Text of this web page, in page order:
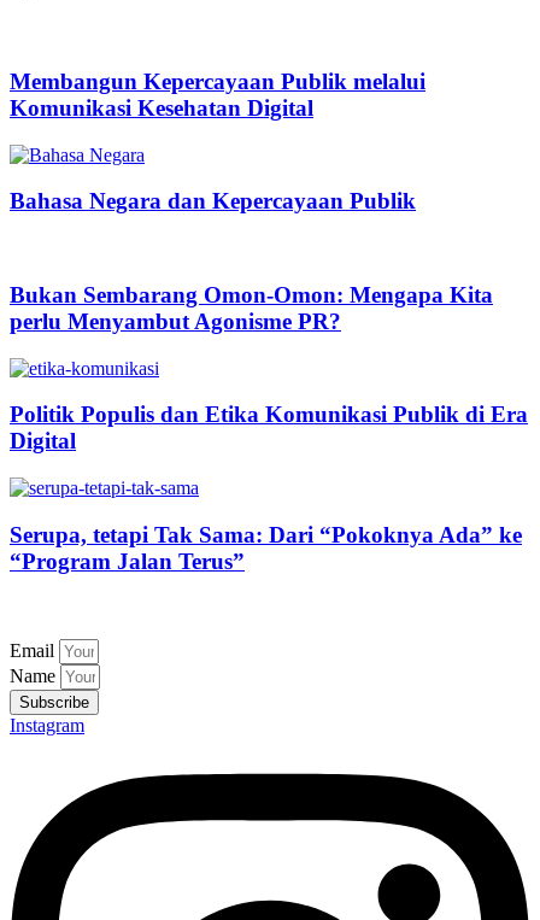
Membangun Kepercayaan Publik melalui
Komunikasi Kesehatan Digital
Bahasa Negara dan Kepercayaan Publik
Bukan Sembarang Omon-Omon: Mengapa Kita
perlu Menyambut Agonisme PR?
Politik Populis dan Etika Komunikasi Publik di Era
Digital
Serupa, tetapi Tak Sama: Dari “Pokoknya Ada” ke
“Program Jalan Terus”
Email
Name
Subscribe
Instagram